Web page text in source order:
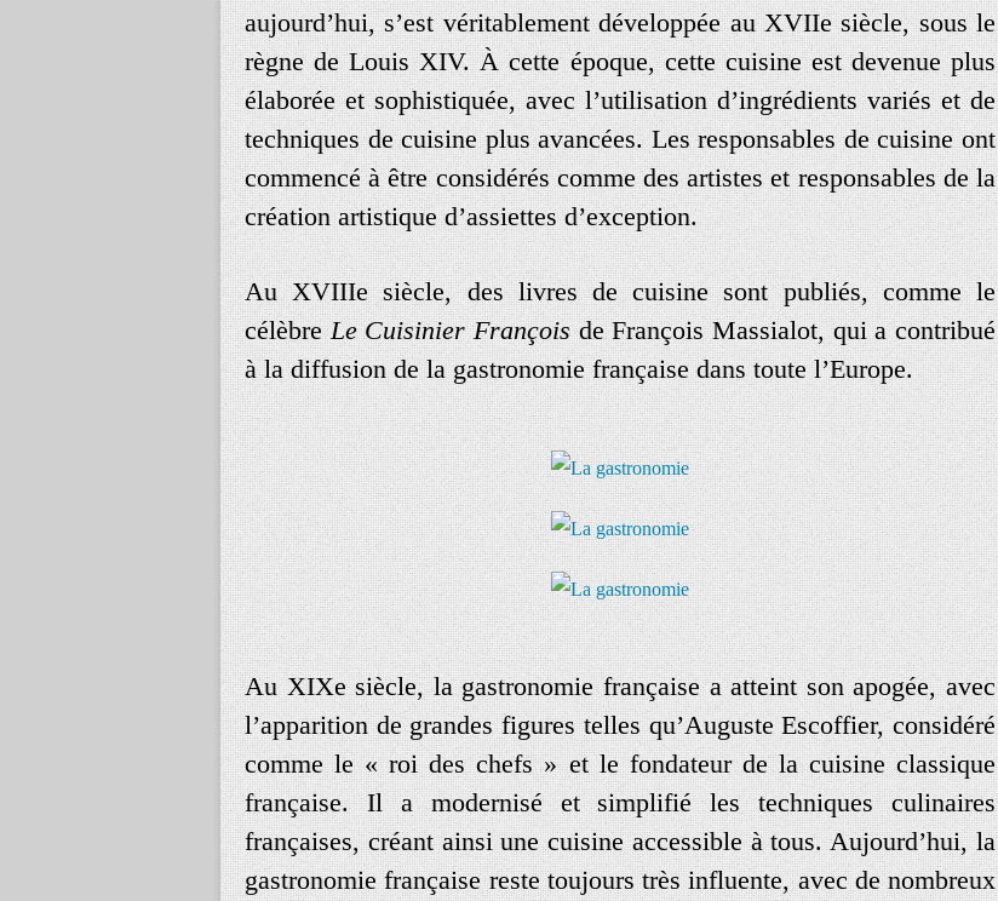
aujourd’hui, s’est véritablement développée au XVIIe siècle, sous le
règne de Louis XIV. À cette époque, cette cuisine est devenue plus
élaborée et sophistiquée, avec l’utilisation d’ingrédients variés et de
techniques de cuisine plus avancées. Les responsables de cuisine ont
commencé à être considérés comme des artistes et responsables de la
création artistique d’assiettes d’exception.
Au XVIIIe siècle, des livres de cuisine sont publiés, comme le
célèbreLe Cuisinier Françoisde François Massialot, qui a contribué
à la diffusion de la gastronomie française dans toute l’Europe.
Au XIXe siècle, la gastronomie française a atteint son apogée, avec
l’apparition de grandes figures telles qu’Auguste Escoffier, considéré
comme le « roi des chefs » et le fondateur de la cuisine classique
française. Il a modernisé et simplifié les techniques culinaires
françaises, créant ainsi une cuisine accessible à tous. Aujourd’hui, la
gastronomie française reste toujours très influente, avec de nombreux